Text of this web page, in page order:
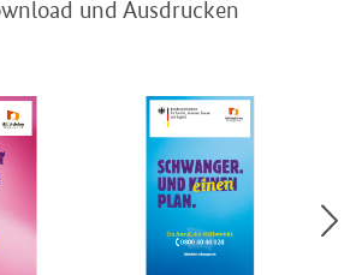
und Ausdrucken